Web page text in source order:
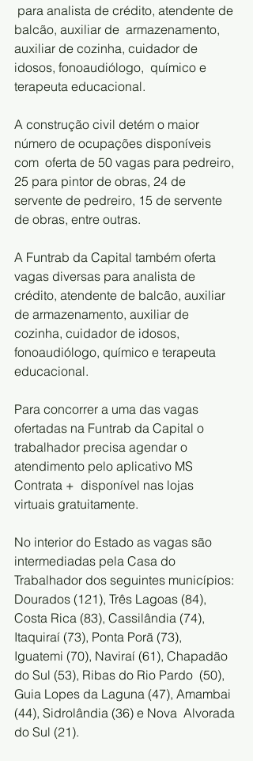
para analista de crédito, atendente de
balcão, auxiliar de  armazenamento,
auxiliar de cozinha, cuidador de
idosos, fonoaudiólogo,  químico e
terapeuta educacional.
A construção civil detém o maior
número de ocupações disponíveis
com  oferta de 50 vagas para pedreiro,
25 para pintor de obras, 24 de
servente de pedreiro, 15 de servente
de obras, entre outras.
A Funtrab da Capital também oferta
vagas diversas para analista de
crédito, atendente de balcão, auxiliar
de armazenamento, auxiliar de
cozinha, cuidador de idosos,
fonoaudiólogo, químico e terapeuta
educacional.
Para concorrer a uma das vagas
ofertadas na Funtrab da Capital o
trabalhador precisa agendar o
atendimento pelo aplicativo MS
Contrata +  disponível nas lojas
virtuais gratuitamente.
No interior do Estado as vagas são
intermediadas pela Casa do
Trabalhador dos seguintes municípios:
Dourados (121), Três Lagoas (84),
Costa Rica (83), Cassilândia (74),
Itaquiraí (73), Ponta Porã (73),
Iguatemi (70), Naviraí (61), Chapadão
do Sul (53), Ribas do Rio Pardo  (50),
Guia Lopes da Laguna (47), Amambai
(44), Sidrolândia (36) e Nova  Alvorada
do Sul (21).